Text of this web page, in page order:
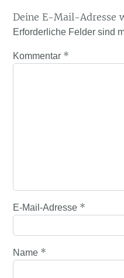
Deine E-Mail-Adresse
Erforderliche Felder sind
Kommentar *
E-Mail-Adresse *
Name *